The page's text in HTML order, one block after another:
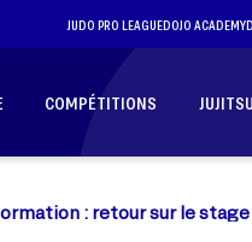
JUDO PRO LEAGUEDOJO ACADEMY
COMPÉTITIONS JUJITSU
: retour sur le